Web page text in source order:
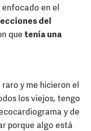
en el
del
que tenía una
y me hicieron el
los viejos, tengo
y de
porque algo está